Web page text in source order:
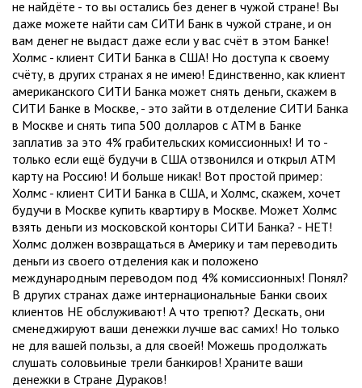
не найдёте - то вы остались без денег в чужой стране! Вы
даже можете найти сам СИТИ Банк в чужой стране, и он
вам денег не выдаст даже если у вас счёт в этом Банке!
Холмс - клиент СИТИ Банка в США! Но доступа к своему
счёту, в других странах я не имею! Единственно, как клиент
американского СИТИ Банка может снять деньги, скажем в
СИТИ Банке в Москве, - это зайти в отделение СИТИ Банка
в Москве и снять типа 500 долларов с АТМ в Банке
заплатив за это 4% грабительских комиссионных! И то -
только если ещё будучи в США отзвонился и открыл АТМ
карту на Россию! И больше никак! Вот простой пример:
Холмс - клиент СИТИ Банка в США, и Холмс, скажем, хочет
будучи в Москве купить квартиру в Москве. Может Холмс
взять деньги из московской конторы СИТИ Банка? - НЕТ!
Холмс должен возвращаться в Америку и там переводить
деньги из своего отделения как и положено
международным переводом под 4% комиссионных! Понял?
В других странах даже интернациональные Банки своих
клиентов НЕ обслуживают! А что трепют? Дескать, они
сменеджируют ваши денежки лучше вас самих! Но только
не для вашей пользы, а для своей! Можешь продолжать
слушать соловьиные трели банкиров! Храните ваши
денежки в Стране Дураков!